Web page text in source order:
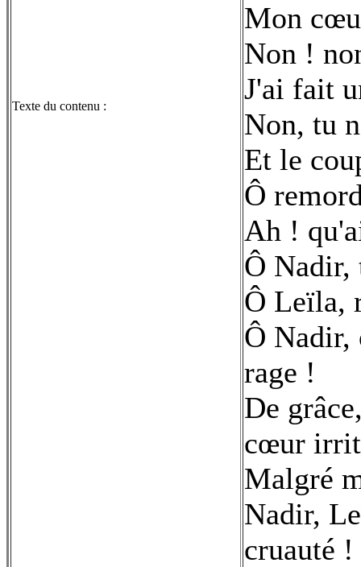
Texte du contenu :
Mon
Non !
J'ai fait
Non, tu
Et le
Ô
Ah !
Ô Nadir,
Ô Leïla,
Ô Nadir,
rage !
De
cœur
Malgré
Nadir,
cruauté !